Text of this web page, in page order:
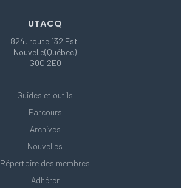
UTACQ
824, route 132 Est
Nouvelle(Québec)
G0C 2E0
Guides et outils
Parcours
Archives
Nouvelles
Répertoire des membres
Adhérer